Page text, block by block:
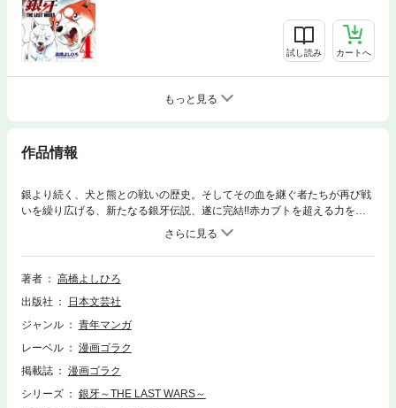
試し読み カートへ
もっと見る
作品情報
銀より続く、犬と熊との戦いの歴史。そしてその血を継ぐ者たちが再び戦
いを繰り広げる、新たなる銀牙伝説、遂に完結!!赤カブトを超える力を持
ちながら、シリウスと心を通わせるモンスーン。凶暴さと、そして純真さ
を合わせ持つ獣は、今まで親の仇と憎んでいた犬達とは違うシリウスを許
容した。そしてシリウスもまた、仲間を殺したモンスーンを許した。だ
が、オリオンはそうではなかった。戦いではなく、共生。銀と赤カブトと
動くオリオン。奥羽軍ＶＳモンスーン、そしてシリウス。三者の戦いの結
末、ラストウォーズが今、完結する!!
著者
高橋よしひろ
出版社
日本文芸社
ジャンル
青年マンガ
レーベル
漫画ゴラク
掲載誌
漫画ゴラク
シリーズ
銀牙～THE LAST WARS～